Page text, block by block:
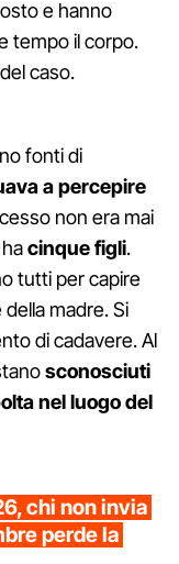
e hanno
tempo il corpo.
caso.
fonti di
a percepire
non era mai
cinque figli.
tutti per capire
madre. Si
di cadavere. Al
sconosciuti
nel luogo del
chi non invia
perde la